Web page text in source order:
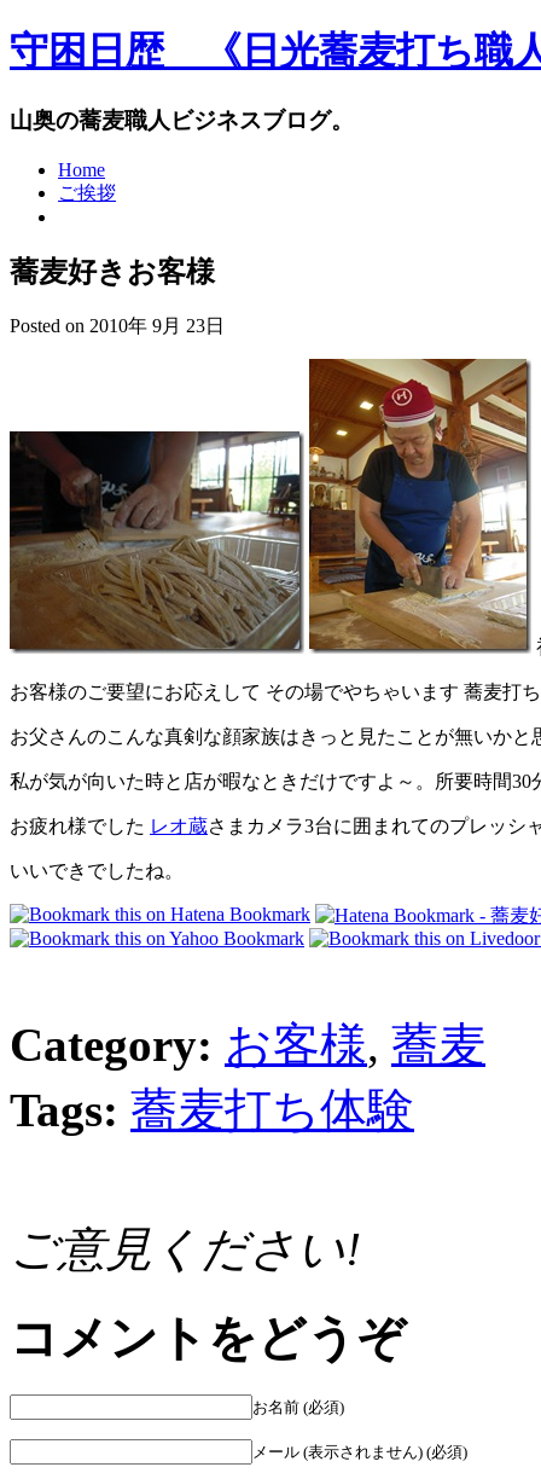
守困日歴 《日光蕎麦打ち職
山奥の蕎麦職人ビジネスブログ。
Home
ご挨拶
蕎麦好きお客様
Posted on 2010年 9月 23日
お客様のご要望にお応えして その場でやちゃいます 蕎麦打
お父さんのこんな真剣な顔家族はきっと見たことが無いかと
私が気が向いた時と店が暇なときだけですよ～。所要時間30
お疲れ様でした レオ蔵さまカメラ3台に囲まれてのプレッシ
いいできでしたね。
Category: お客様, 蕎麦
Tags: 蕎麦打ち体験
ご意見ください!
コメントをどうぞ
お名前 (必須)
メール (表示されません) (必須)